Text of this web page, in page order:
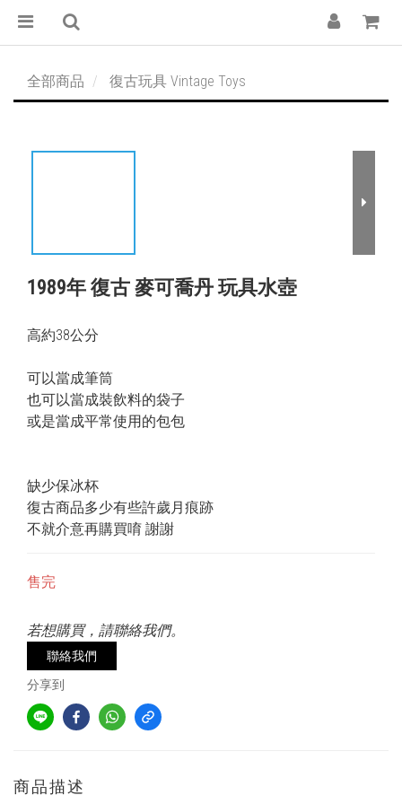
全部商品 復古玩具 Vintage Toys
1989年 復古 麥可喬丹 玩具水壺
高約38公分
可以當成筆筒
也可以當成裝飲料的袋子
或是當成平常使用的包包
缺少保冰杯
復古商品多少有些許歲月痕跡
不就介意再購買唷 謝謝
售完
若想購買，請聯絡我們。
聯絡我們
分享到
商品描述